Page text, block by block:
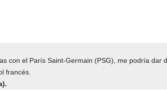
con el París Saint-Germain (PSG), me podría
francés.